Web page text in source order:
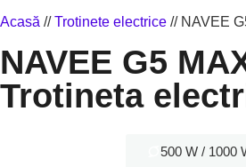
Acasă //Trotinete electrice // NAVEE
NAVEE G5
Trotineta
500 W / 1000